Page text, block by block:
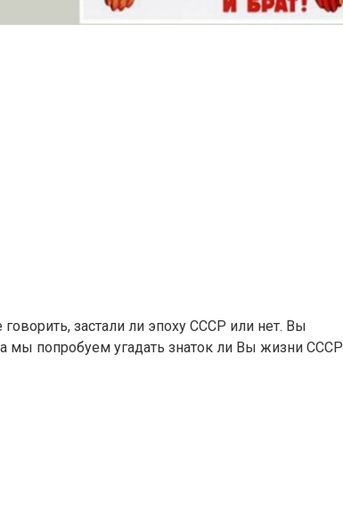
говорить, застали ли эпоху СССР или нет. Вы
а мы попробуем угадать знаток ли Вы жизни СССР